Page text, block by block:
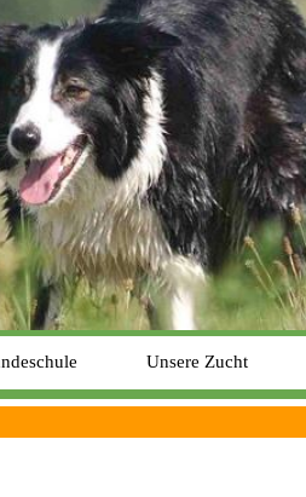
Unsere Zucht